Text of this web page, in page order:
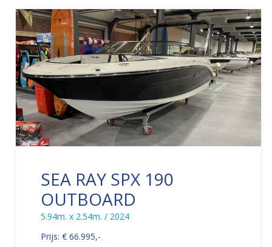
SEA RAY SPX 190
OUTBOARD
5.94m. x 2.54m. / 2024
Prijs: € 66.995,-